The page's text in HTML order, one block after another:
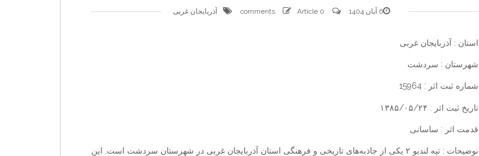
6 آبان 1404 0 comments
Article آذربایجان غربی
استان : آذربایجان غربی
شهرستان : سردشت
شماره ثبت اثر : 15964
تاریخ ثبت اثر : ۱۳۸۵/۰۵/۲۴
قدمت اثر : ساسانی
نوضیحات : تپه لندیو ۲ یکی از جاذبه‌های تاریخی و فرهنگی استان آذربایجان غربی در شهرستان سردشت است. این